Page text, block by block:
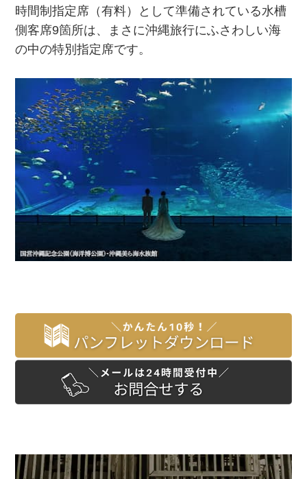
時間制指定席（有料）として準備されている水槽
側客席9箇所は、まさに沖縄旅行にふさわしい海
の中の特別指定席です。